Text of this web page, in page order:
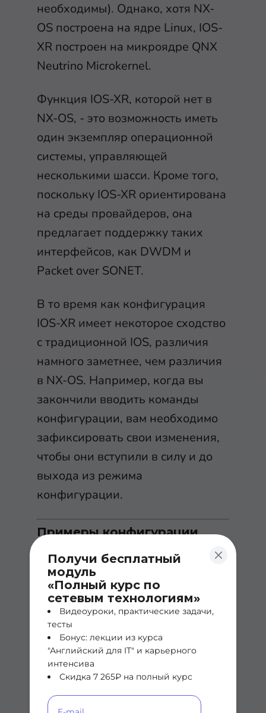
Получи бесплатный
модуль
«Полный курс по
сетевым технологиям»
Видеоуроки, практические задачи,
тесты
Бонус: лекции из курса
"Английский для IT" и карьерного
интенсива
Скидка 7 265₽ на полный курс
необходимы). Однако, хотя NX-
OS построена на ядре Linux, IOS-
XR построен на микроядре QNX
Neutrino Microkernel.
Функция IOS-XR, которой нет в
NX-OS, - это возможность иметь
один экземпляр операционной
системы, управляющей
несколькими шасси. Кроме того,
поскольку IOS-XR ориентирована
на среды провайдеров, она
предлагает поддержку таких
интерфейсов, как DWDM и
Packet over SONET.
В то время как конфигурация
IOS-XR имеет некоторое сходство
с традиционной IOS, различия
намного заметнее, чем различия
в NX-OS. Например, когда вы
закончили вводить команды
конфигурации, вам необходимо
зафиксировать свои изменения,
чтобы они вступили в силу и до
выхода из режима
конфигурации.
Примеры конфигурации
некоторые основные
конфигурации этих трех
операционных систем,
рассмотрим следующие примеры.
Эти команды были
предоставлены маршрутизатору
Cisco IOS, коммутатору NX-OS и